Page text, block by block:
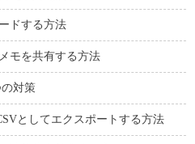
ドする方法
モを共有する方法
の対策
としてエクスポートする方法